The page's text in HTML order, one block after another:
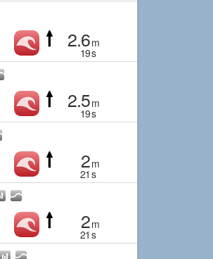
2.6m
19s
2.5m
19s
2m
21 s
2m
21 s